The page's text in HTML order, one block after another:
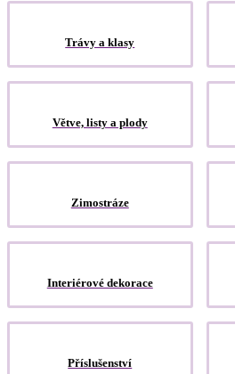
Trávy a klasy
Větve, listy a plody
Zimostráze
Interiérové dekorace
Příslušenství